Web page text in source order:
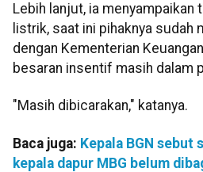
Lebih lanjut, ia
listrik, saat ini pihaknya sudah
dengan Kementerian
besaran insentif masih dalam
"Masih dibicarakan," katanya.
Baca juga: Kepala BGN sebut
kepala dapur MBG belum